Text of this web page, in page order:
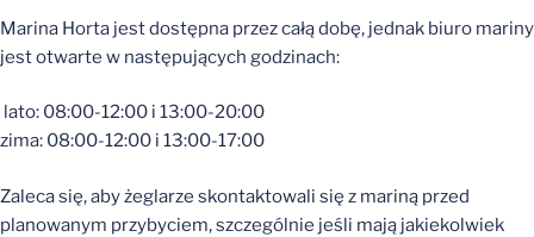
Marina Horta jest dostępna przez całą dobę, jednak biuro mariny
jest otwarte w następujących godzinach:
lato: 08:00-12:00 i 13:00-20:00
zima: 08:00-12:00 i 13:00-17:00
Zaleca się, aby żeglarze skontaktowali się z mariną przed
planowanym przybyciem, szczególnie jeśli mają jakiekolwiek